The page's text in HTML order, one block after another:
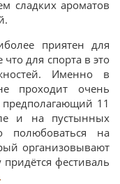
сладких ароматов
приятен для
что для спорта в это
Именно в
проходит очень
11
и на пустынных
на
организовывают
фестиваль